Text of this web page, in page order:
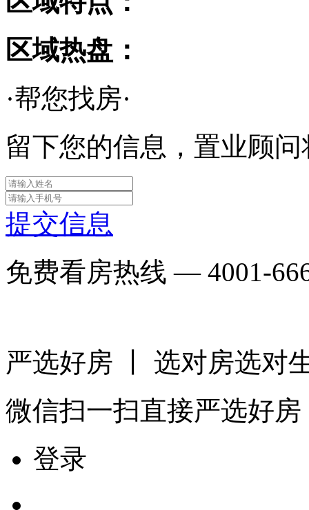
区域热盘：
·帮您找房·
留下您的信息，置业顾
提交信息
免费看房热线 — 4001-
严选好房 丨 选对房选对
微信扫一扫直接严选好房
登录